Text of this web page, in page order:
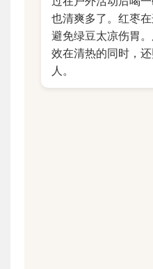
也清爽多了。红枣
避免绿豆太凉伤胃
效在清热的同时，
人。